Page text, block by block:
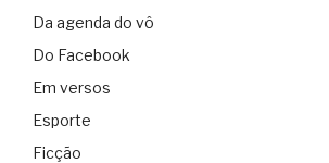
Da agenda do vô
Do Facebook
Em versos
Esporte
Ficção